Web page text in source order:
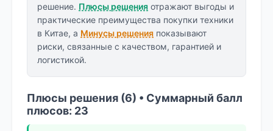
решение. Плюсы решения отражают выгоды и
практические преимущества покупки техники
в Китае, а Минусы решения показывают
риски, связанные с качеством, гарантией и
логистикой.
Плюсы решения (6) • Суммарный балл
плюсов: 23